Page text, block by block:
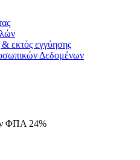
& εκτός εγγύησης
Δεδομένων
ΦΠΑ 24%